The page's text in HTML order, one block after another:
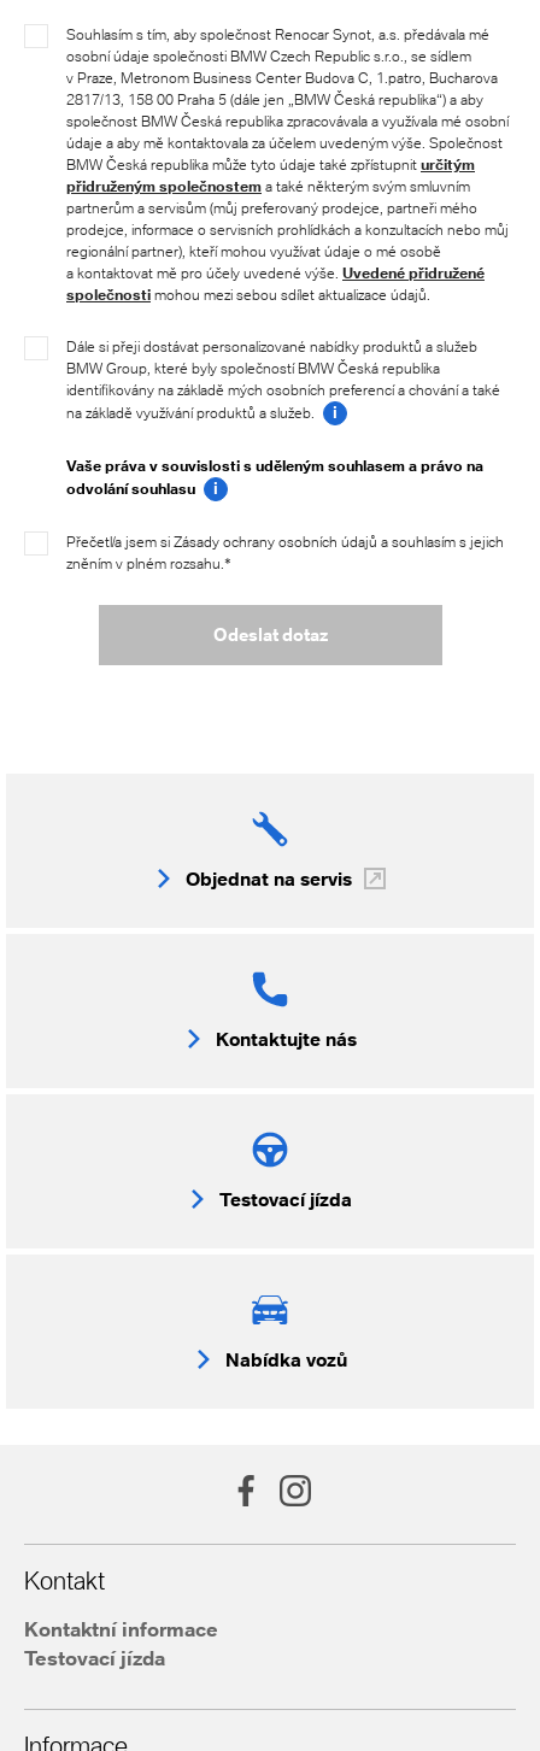
Souhlasím s tím, aby společnost Renocar Synot, a.s. předávala mé
osobní údaje společnosti BMW Czech Republic s.r.o., se sídlem
v Praze, Metronom Business Center Budova C, 1.patro, Bucharova
2817/13, 158 00 Praha 5 (dále jen „BMW Česká republika“) a aby
společnost BMW Česká republika zpracovávala a využívala mé osobní
údaje a aby mě kontaktovala za účelem uvedeným výše. Společnost
BMW Česká republika může tyto údaje také zpřístupnit určitým
přidruženým společnostem a také některým svým smluvním
partnerům a servisům (můj preferovaný prodejce, partneři mého
prodejce, informace o servisních prohlídkách a konzultacích nebo můj
regionální partner), kteří mohou využívat údaje o mé osobě
a kontaktovat mě pro účely uvedené výše. Uvedené přidružené
společnosti mohou mezi sebou sdílet aktualizace údajů.
Dále si přeji dostávat personalizované nabídky produktů a služeb
BMW Group, které byly společností BMW Česká republika
identifikovány na základě mých osobních preferencí a chování a také
na základě využívání produktů a služeb.
i
Vaše práva v souvislosti s uděleným souhlasem a právo na
odvolání souhlasu
i
Přečetl/a jsem si Zásady ochrany osobních údajů a souhlasím s jejich
zněním v plném rozsahu.*
Odeslat dotaz
Objednat na servis
Kontaktujte nás
Testovací jízda
Nabídka vozů
Kontakt
Kontaktní informace
Testovací jízda
Informace